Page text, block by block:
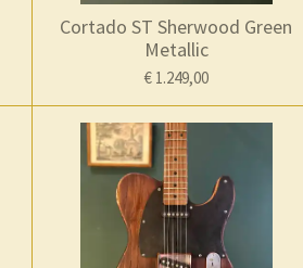
Cortado ST Sherwood Green
Metallic
€ 1.249,00